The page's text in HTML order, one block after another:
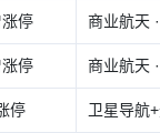
停 商业航天
停 商业航天
停 卫星导航